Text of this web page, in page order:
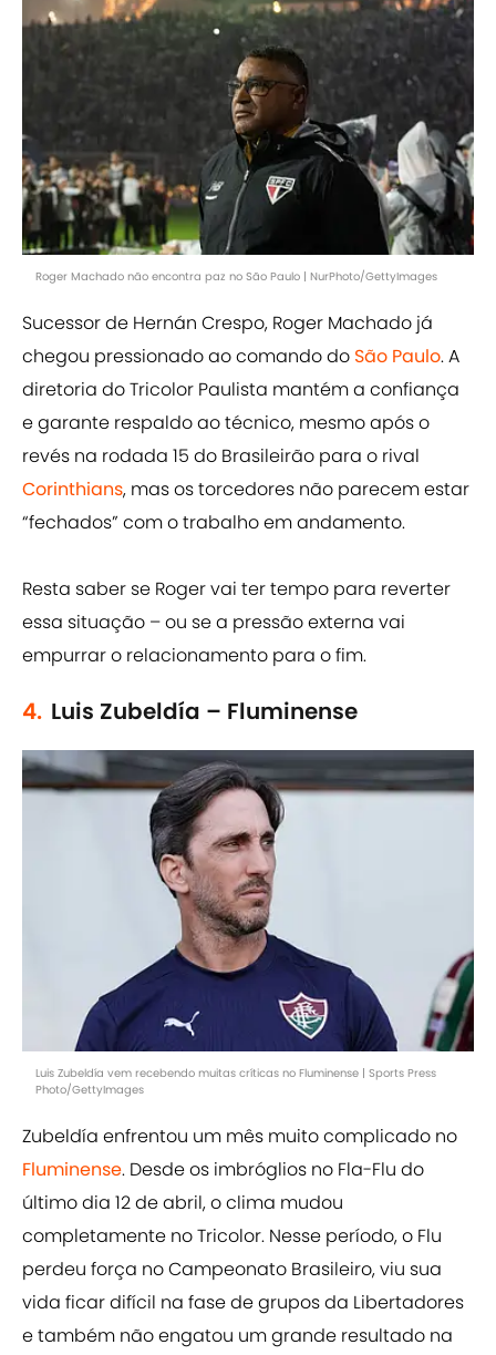
Roger Machado não encontra paz no São Paulo | NurPhoto/GettyImages
Sucessor de Hernán Crespo, Roger Machado já
chegou pressionado ao comando do São Paulo. A
diretoria do Tricolor Paulista mantém a confiança
e garante respaldo ao técnico, mesmo após o
revés na rodada 15 do Brasileirão para o rival
Corinthians, mas os torcedores não parecem estar
“fechados” com o trabalho em andamento.
Resta saber se Roger vai ter tempo para reverter
essa situação – ou se a pressão externa vai
empurrar o relacionamento para o fim.
4. Luis Zubeldía – Fluminense
Luis Zubeldía vem recebendo muitas críticas no Fluminense | Sports Press
Photo/GettyImages
Zubeldía enfrentou um mês muito complicado no
Fluminense. Desde os imbróglios no Fla-Flu do
último dia 12 de abril, o clima mudou
completamente no Tricolor. Nesse período, o Flu
perdeu força no Campeonato Brasileiro, viu sua
vida ficar difícil na fase de grupos da Libertadores
e também não engatou um grande resultado na